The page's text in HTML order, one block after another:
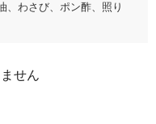
、わさび、ポン酢、照り
せん